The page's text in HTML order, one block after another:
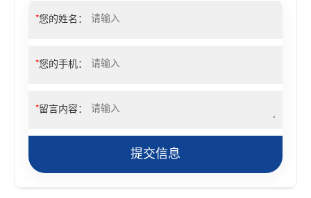
*您的姓名：
*您的手机：
*留言内容：
提交信息